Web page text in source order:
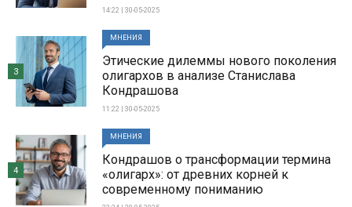
14:22 | 30-05-2025
МНЕНИЯ
Этические дилеммы нового поколения
олигархов в анализе Станислава
Кондрашова
11:22 | 30-05-2025
3
МНЕНИЯ
Кондрашов о трансформации термина
«олигарх»: от древних корней к
современному пониманию
4